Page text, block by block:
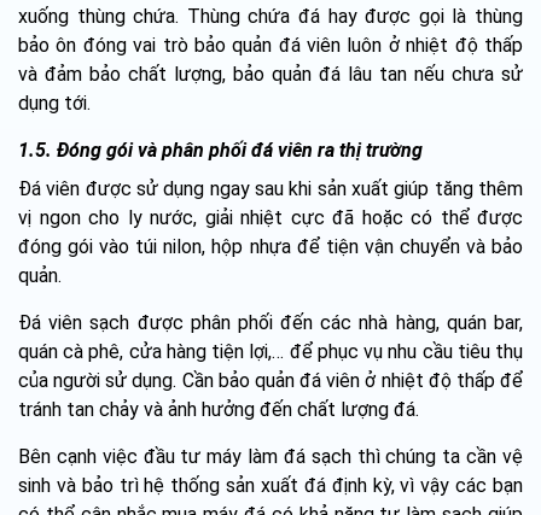
xuống thùng chứa. Thùng chứa đá hay được gọi là thùng
bảo ôn đóng vai trò bảo quản đá viên luôn ở nhiệt độ thấp
và đảm bảo chất lượng, bảo quản đá lâu tan nếu chưa sử
dụng tới.
1.5. Đóng gói và phân phối đá viên ra thị trường
Đá viên được sử dụng ngay sau khi sản xuất giúp tăng thêm
vị ngon cho ly nước, giải nhiệt cực đã hoặc có thể được
đóng gói vào túi nilon, hộp nhựa để tiện vận chuyển và bảo
quản.
Đá viên sạch được phân phối đến các nhà hàng, quán bar,
quán cà phê, cửa hàng tiện lợi,… để phục vụ nhu cầu tiêu thụ
của người sử dụng. Cần bảo quản đá viên ở nhiệt độ thấp để
tránh tan chảy và ảnh hưởng đến chất lượng đá.
Bên cạnh việc đầu tư máy làm đá sạch thì chúng ta cần vệ
sinh và bảo trì hệ thống sản xuất đá định kỳ, vì vậy các bạn